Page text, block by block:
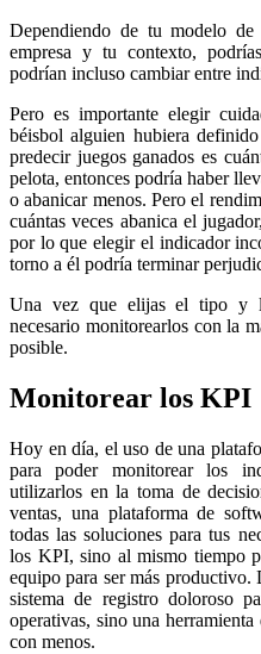
Dependiendo de tu modelo
empresa y tu contexto,
podrían incluso cambiar entre
Pero es importante elegir
béisbol alguien hubiera
predecir juegos ganados es
pelota, entonces podría haber
o abanicar menos. Pero el
cuántas veces abanica el
por lo que elegir el indicador
torno a él podría terminar
Una vez que elijas el tipo y
necesario monitorearlos con la
posible.
Monitorear los KPI
Hoy en día, el uso de una
para poder monitorear los
utilizarlos en la toma de
ventas, una plataforma de
todas las soluciones para tus
los KPI, sino al mismo tiempo
equipo para ser más productivo.
sistema de registro doloroso
operativas, sino una
con menos.